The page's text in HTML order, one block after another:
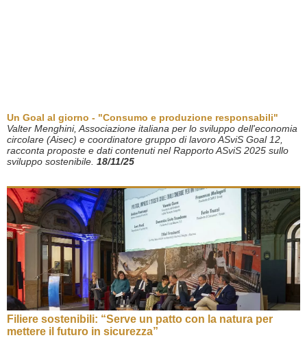
Un Goal al giorno - "Consumo e produzione responsabili"
Valter Menghini, Associazione italiana per lo sviluppo dell'economia
circolare (Aisec) e coordinatore gruppo di lavoro ASviS Goal 12,
racconta proposte e daticontenuti nel Rapporto ASviS 2025 sullo
sviluppo sostenibile. 18/11/25
Filiere sostenibili: “Serve un patto con la natura per
mettere il futuro in sicurezza”